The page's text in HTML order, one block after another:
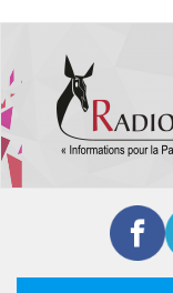
contenu
principal